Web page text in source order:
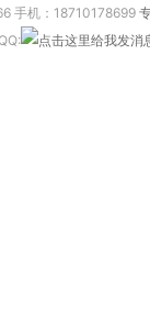
手机：18710178699